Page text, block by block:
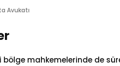
Avukatı
mahkemelerinde de